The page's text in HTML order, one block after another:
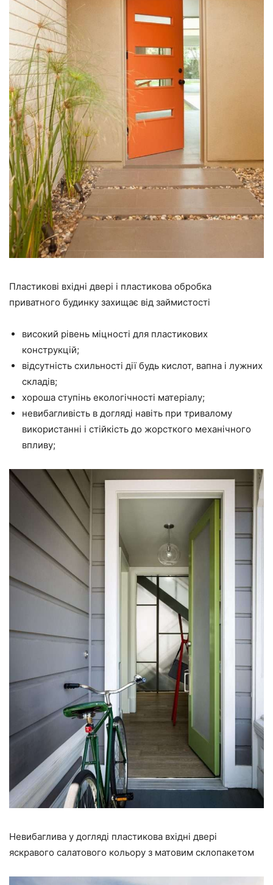
Пластикові вхідні двері і пластикова обробка
приватного будинку захищає від займистості
високий рівень міцності для пластикових
конструкцій;
відсутність схильності дії будь кислот, вапна і лужних
складів;
хороша ступінь екологічності матеріалу;
невибагливість в догляді навіть при тривалому
використанні і стійкість до жорсткого механічного
впливу;
Невибаглива у догляді пластикова вхідні двері
яскравого салатового кольору з матовим склопакетом